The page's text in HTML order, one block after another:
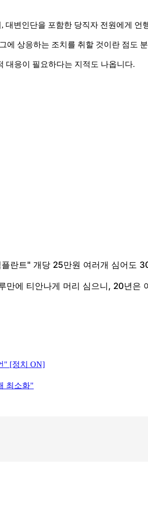
변인단을 포함한 당직자 전원에게 언
에 상응하는 조치를 취할 것이란 점도
대응이 필요하다는 지적도 나옵니다.
" [정치 ON]
최소화"